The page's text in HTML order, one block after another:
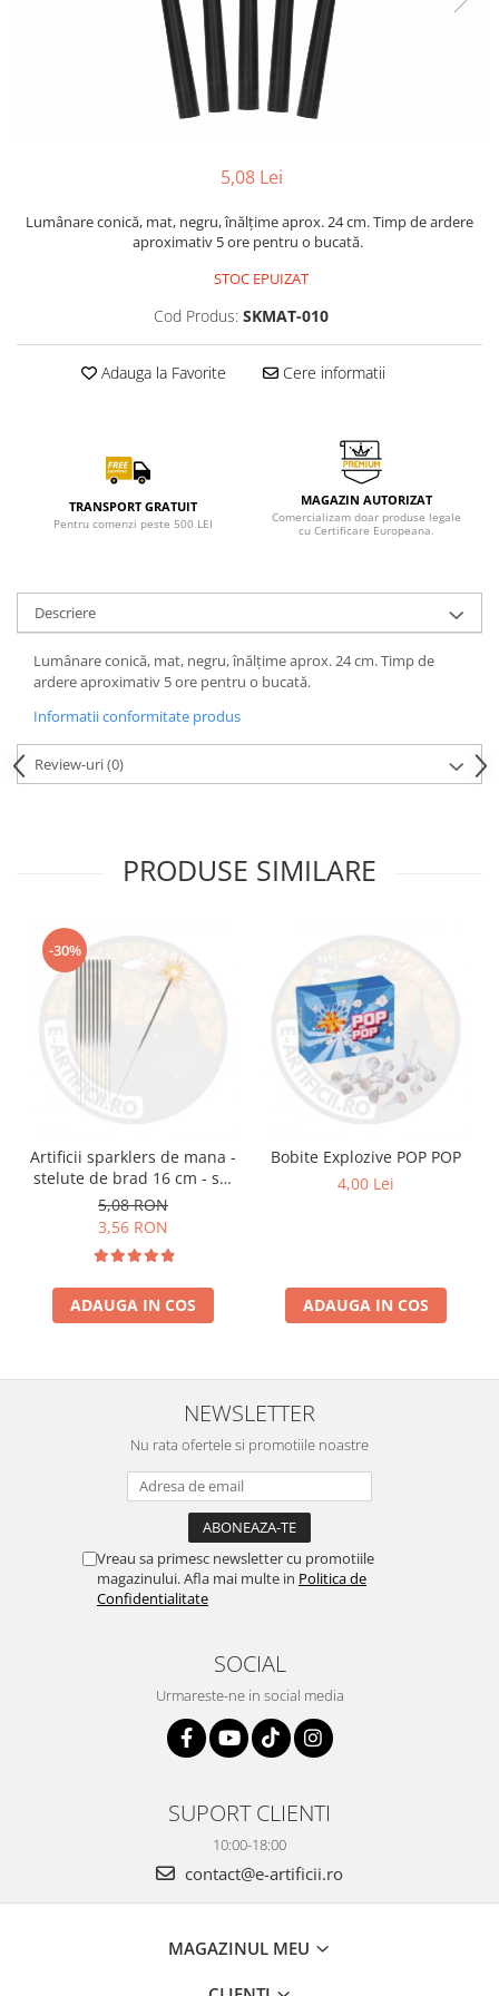
5,08 Lei
Lumânare conică, mat, negru, înălțime aprox. 24 cm. Timp de ardere
aproximativ 5 ore pentru o bucată.
STOC EPUIZAT
Cod Produs: SKMAT-010
Adauga la Favorite Cere informatii
TRANSPORT GRATUIT
Pentru comenzi peste 500 LEI
MAGAZIN AUTORIZAT
Comercializam doar produse legale
cu Certificare Europeana.
Descriere
Lumânare conică, mat, negru, înălțime aprox. 24 cm. Timp de
ardere aproximativ 5 ore pentru o bucată.
Informatii conformitate produs
Review-uri(0)
PRODUSE SIMILARE
-30%
Artificii sparklers de mana -
stelute de brad 16 cm - set
10 buc
5,08 RON
3,56 RON
ADAUGA IN COS
Bobite Explozive POP POP
4,00 Lei
ADAUGA IN COS
NEWSLETTER
Nu rata ofertele si promotiile noastre
Vreau sa primesc newsletter cu promotiile
magazinului. Afla mai multe in Politica de
Confidentialitate
SOCIAL
Urmareste-ne in social media
SUPORT CLIENTI
10:00-18:00
contact@e-artificii.ro
MAGAZINUL MEU